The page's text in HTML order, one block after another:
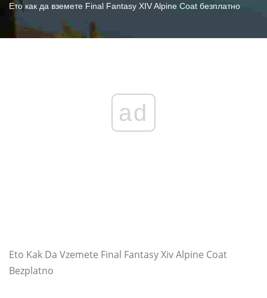
Ето как да вземете Final Fantasy XIV Alpine Coat безплатно
ad
Eto Kak Da Vzemete Final Fantasy Xiv Alpine Coat
Bezplatno